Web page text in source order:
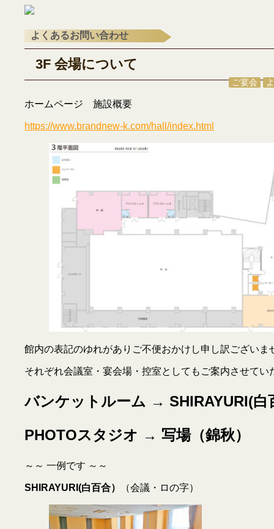
よくあるお問い合わせ
3F 会場について
ご宴会
ホームページ 施設概要
https://www.brandnew-k.com/hall/index.html
館内の表記のゆれがありご不便おかけし申し訳ございま
それぞれ会議室・宴会場・控室としてもご案内させてい
バンケットルーム → SHIRAYURI(白
PHOTOスタジオ → 写場（錦秋）
～～ 一例です ～～
SHIRAYURI(白百合）
（会議・ロの字）